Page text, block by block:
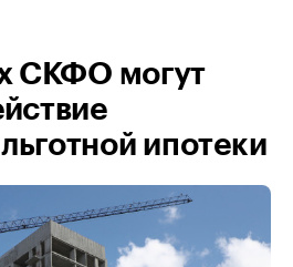
СКФО могут
ипотеки